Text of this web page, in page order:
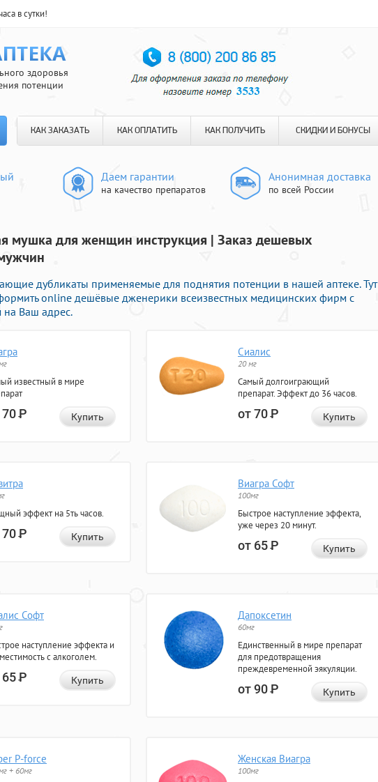
в сутки!
здоровья
потенции
КАК ЗАКАЗАТЬ КАК ОПЛАТИТЬ КАК ПОЛУЧИТЬ СКИДКИ И БОНУСЫ
Даем гарантии
на качество препаратов
Анонимная доставка
по всей России
мушка для женщин инструкция | Заказ дешевых
дубликаты применяемые для поднятия потенции в нашей аптеке. Тут
online дешёвые дженерики всеизвестных медицинских фирм с
на Ваш адрес.
известный в мире
70Р Купить
Сиалис
20 мг
Самый долгоиграющий
препарат. Эффект до 36 часов.
от 70Р Купить
эффект на 5ть часов.
70Р Купить
Виагра Софт
100мг
Быстрое наступление эффекта,
уже через 20 минут.
от 65Р Купить
Софт
наступление эффекта и
с алкоголем.
65Р Купить
Дапоксетин
60мг
Единственный в мире препарат
для предотвращения
преждевременной эякуляции.
от 90Р Купить
P-force
+ 60мг
Женская Виагра
100мг